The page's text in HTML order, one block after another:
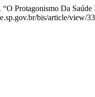
Protagonismo Da
bis/article/view/